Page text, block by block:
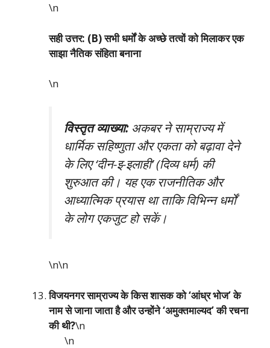
\n
सही उत्तर: (B) सभी धर्मों के अच्छे तत्वों को मिलाकर एक
साझा नैतिक संहिता बनाना
\n
विस्तृत व्याख्या:अकबर ने साम्राज्य में
धार्मिक सहिष्णुता और एकता को बढ़ावा देने
के लिए ‘दीन-इ-इलाही’ (दिव्य धर्म) की
शुरुआत की। यह एक राजनीतिक और
आध्यात्मिक प्रयास था ताकि विभिन्न धर्मों
के लोग एकजुट हो सकें।
\n\n
विजयनगर साम्राज्य के किस शासक को ‘आंध्र भोज’ के
नाम से जाना जाता है और उन्होंने ‘अमुक्तमाल्यद’ की रचना
की थी?\n
\n